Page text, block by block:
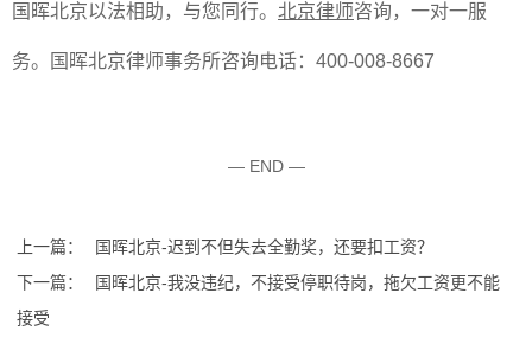
国晖北京以法相助，与您同行。 北京律师咨询，一对一服
务。国晖北京律师事务所咨询电话： 400-008-8667
— END —
上一篇：
国晖北京-迟到不但失去全勤奖，还要扣工资？
下一篇：
国晖北京-我没违纪，不接受停职待岗，拖欠工资更不能
接受